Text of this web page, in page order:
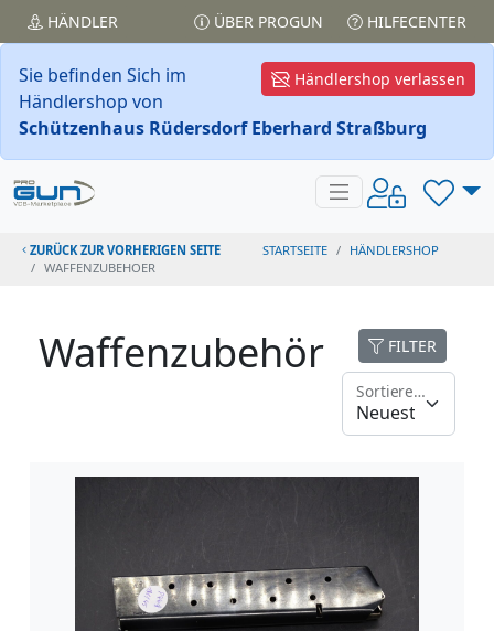
HÄNDLER ÜBER PROGUN HILFECENTER
Händlershop verlassen
Sie befinden Sich im
Händlershop von
Schützenhaus Rüdersdorf Eberhard Straßburg
ZURÜCK ZUR VORHERIGEN SEITE STARTSEITE
HÄNDLERSHOP
WAFFENZUBEHOER
Waffenzubehör FILTER
Sortieren nach